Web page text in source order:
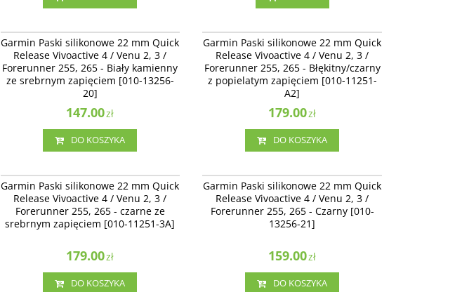
Garmin Paski silikonowe 22 mm Quick Release
Vivoactive 4 / Venu 2, 3 / Forerunner 255, 265 -
Biały kamienny ze srebrnym zapięciem [010-
13256-20]
Garmin Paski silikonowe 22 mm Quick
Release Vivoactive 4 / Venu 2, 3 /
Forerunner 255, 265 - Biały kamienny
ze srebrnym zapięciem [010-13256-
20]
147.00zł
DO KOSZYKA
Garmin Paski silikonowe 22 mm Quick Release
Vivoactive 4 / Venu 2 / Forerunner 255, 265 -
Błękitny/czarny z popielatym zapięciem [010-
11251-A2]
Garmin Paski silikonowe 22 mm Quick
Release Vivoactive 4 / Venu 2, 3 /
Forerunner 255, 265 - Błękitny/czarny
z popielatym zapięciem [010-11251-
A2]
179.00zł
DO KOSZYKA
Garmin Paski silikonowe 22 mm Quick Release
Vivoactive 4 / Venu 2 - czarne ze srebrnym
zapięciem [010-11251-3A]
Garmin Paski silikonowe 22 mm Quick
Release Vivoactive 4 / Venu 2, 3 /
Forerunner 255, 265 - czarne ze
srebrnym zapięciem [010-11251-3A]
179.00zł
DO KOSZYKA
Garmin Paski silikonowe 22 mm Quick Release
Vivoactive 4 / Venu 2, 3 / Forerunner 255, 265 -
Czarny [010-13256-21]
Garmin Paski silikonowe 22 mm Quick
Release Vivoactive 4 / Venu 2, 3 /
Forerunner 255, 265 - Czarny [010-
13256-21]
159.00zł
DO KOSZYKA